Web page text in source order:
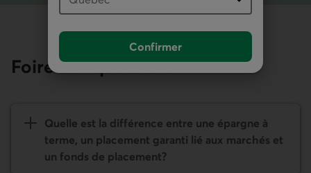
Confirmer
Foire aux questions
Quelle est la différence entre une épargne à
terme, un placement garanti lié aux marchés et
un fonds de placement?